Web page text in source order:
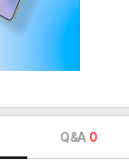
Q&A 0